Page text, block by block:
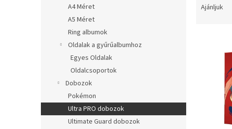
A4 Méret
A5 Méret
Ring albumok
Oldalak a gyűrűalbumhoz
Egyes Oldalak
Oldalcsoportok
Dobozok
Pokémon
Ultra PRO dobozok
Ultimate Guard dobozok
Ajánljuk